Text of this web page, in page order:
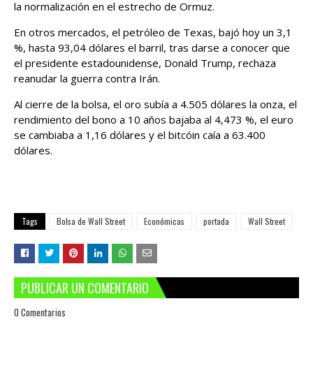
la normalización en el estrecho de Ormuz.
En otros mercados, el petróleo de Texas, bajó hoy un 3,1
%, hasta 93,04 dólares el barril, tras darse a conocer que
el presidente estadounidense, Donald Trump, rechaza
reanudar la guerra contra Irán.
Al cierre de la bolsa, el oro subía a 4.505 dólares la onza, el
rendimiento del bono a 10 años bajaba al 4,473 %, el euro
se cambiaba a 1,16 dólares y el bitcóin caía a 63.400
dólares.
Tags Bolsa de Wall Street Económicas portada Wall Street
PUBLICAR UN COMENTARIO
0 Comentarios